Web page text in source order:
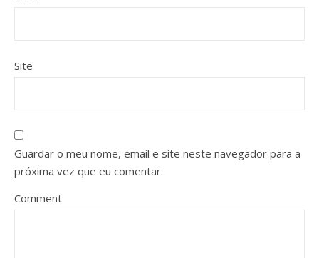
Site
Guardar o meu nome, email e site neste navegador para a
próxima vez que eu comentar.
Comment